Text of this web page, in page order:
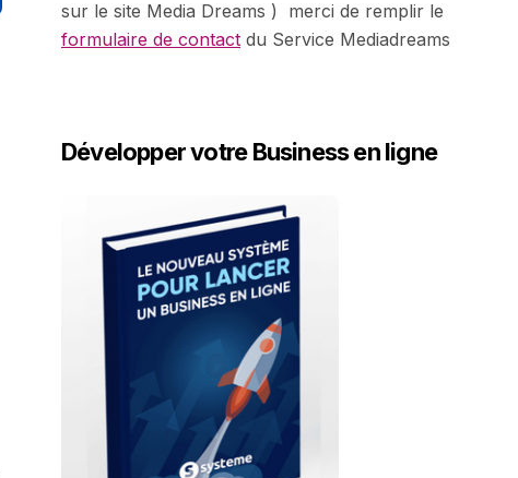
sur le site Media Dreams ) merci de remplir le
formulaire de contact du Service Mediadreams
Développer votre Business en ligne